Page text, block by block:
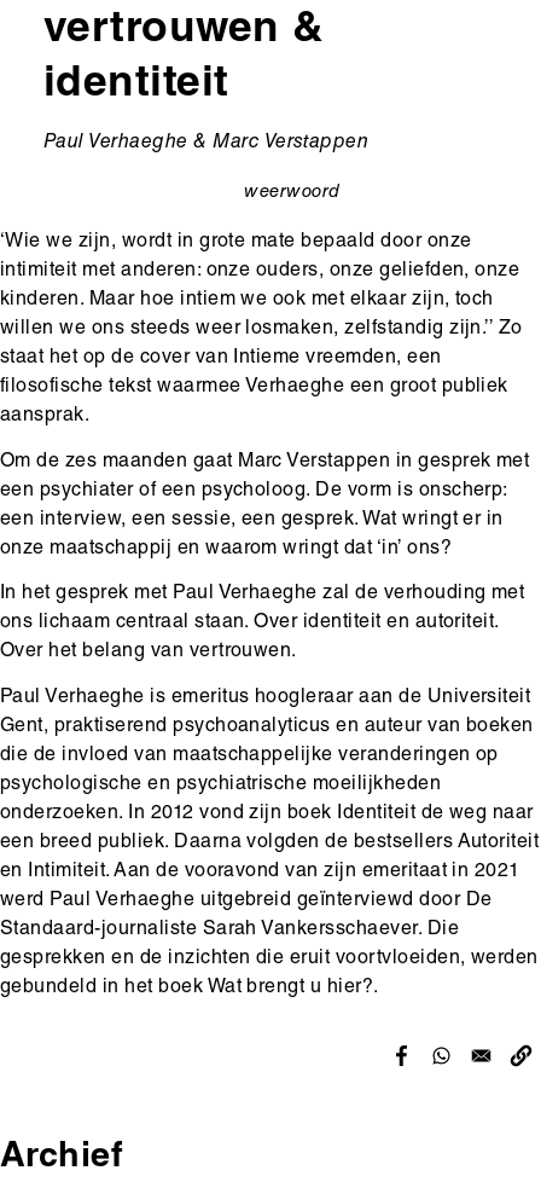
vertrouwen &
identiteit
Ondertitel
Paul Verhaeghe & Marc Verstappen
weerwoord
‘Wie we zijn, wordt in grote mate bepaald door onze
intimiteit met anderen: onze ouders, onze geliefden, onze
kinderen. Maar hoe intiem we ook met elkaar zijn, toch
willen we ons steeds weer losmaken, zelfstandig zijn.’’ Zo
staat het op de cover van Intieme vreemden, een
filosofische tekst waarmee Verhaeghe een groot publiek
aansprak.
Om de zes maanden gaat Marc Verstappen in gesprek met
een psychiater of een psycholoog. De vorm is onscherp:
een interview, een sessie, een gesprek. Wat wringt er in
onze maatschappij en waarom wringt dat ‘in’ ons?
In het gesprek met Paul Verhaeghe zal de verhouding met
ons lichaam centraal staan. Over identiteit en autoriteit.
Over het belang van vertrouwen.
Paul Verhaeghe is emeritus hoogleraar aan de Universiteit
Gent, praktiserend psychoanalyticus en auteur van boeken
die de invloed van maatschappelijke veranderingen op
psychologische en psychiatrische moeilijkheden
onderzoeken. In 2012 vond zijn boek Identiteit de weg naar
een breed publiek. Daarna volgden de bestsellers Autoriteit
en Intimiteit. Aan de vooravond van zijn emeritaat in 2021
werd Paul Verhaeghe uitgebreid geïnterviewd door De
Standaard-journaliste Sarah Vankersschaever. Die
gesprekken en de inzichten die eruit voortvloeiden, werden
gebundeld in het boek Wat brengt u hier?.
Archief